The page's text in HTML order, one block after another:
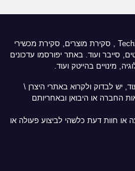
, סקירת מוצרים, סקירת מכשירי
סייבר ועוד. באתר יפורסמו עדכונים
מינויים בהייטק ועוד.
יש לבדוק ולקרוא באתרי היצרן \
החברה או היבואן ובאחריותם
חוות דעת כלשהי לביצוע פעולה או